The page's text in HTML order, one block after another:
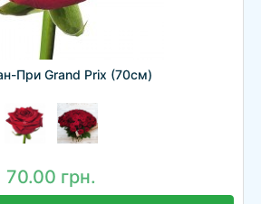
При Grand Prix (70см)
70.00 грн.